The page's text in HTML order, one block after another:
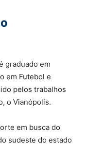
graduado em
em Futebol e
pelos trabalhos
o Vianópolis.
em busca do
sudeste do estado